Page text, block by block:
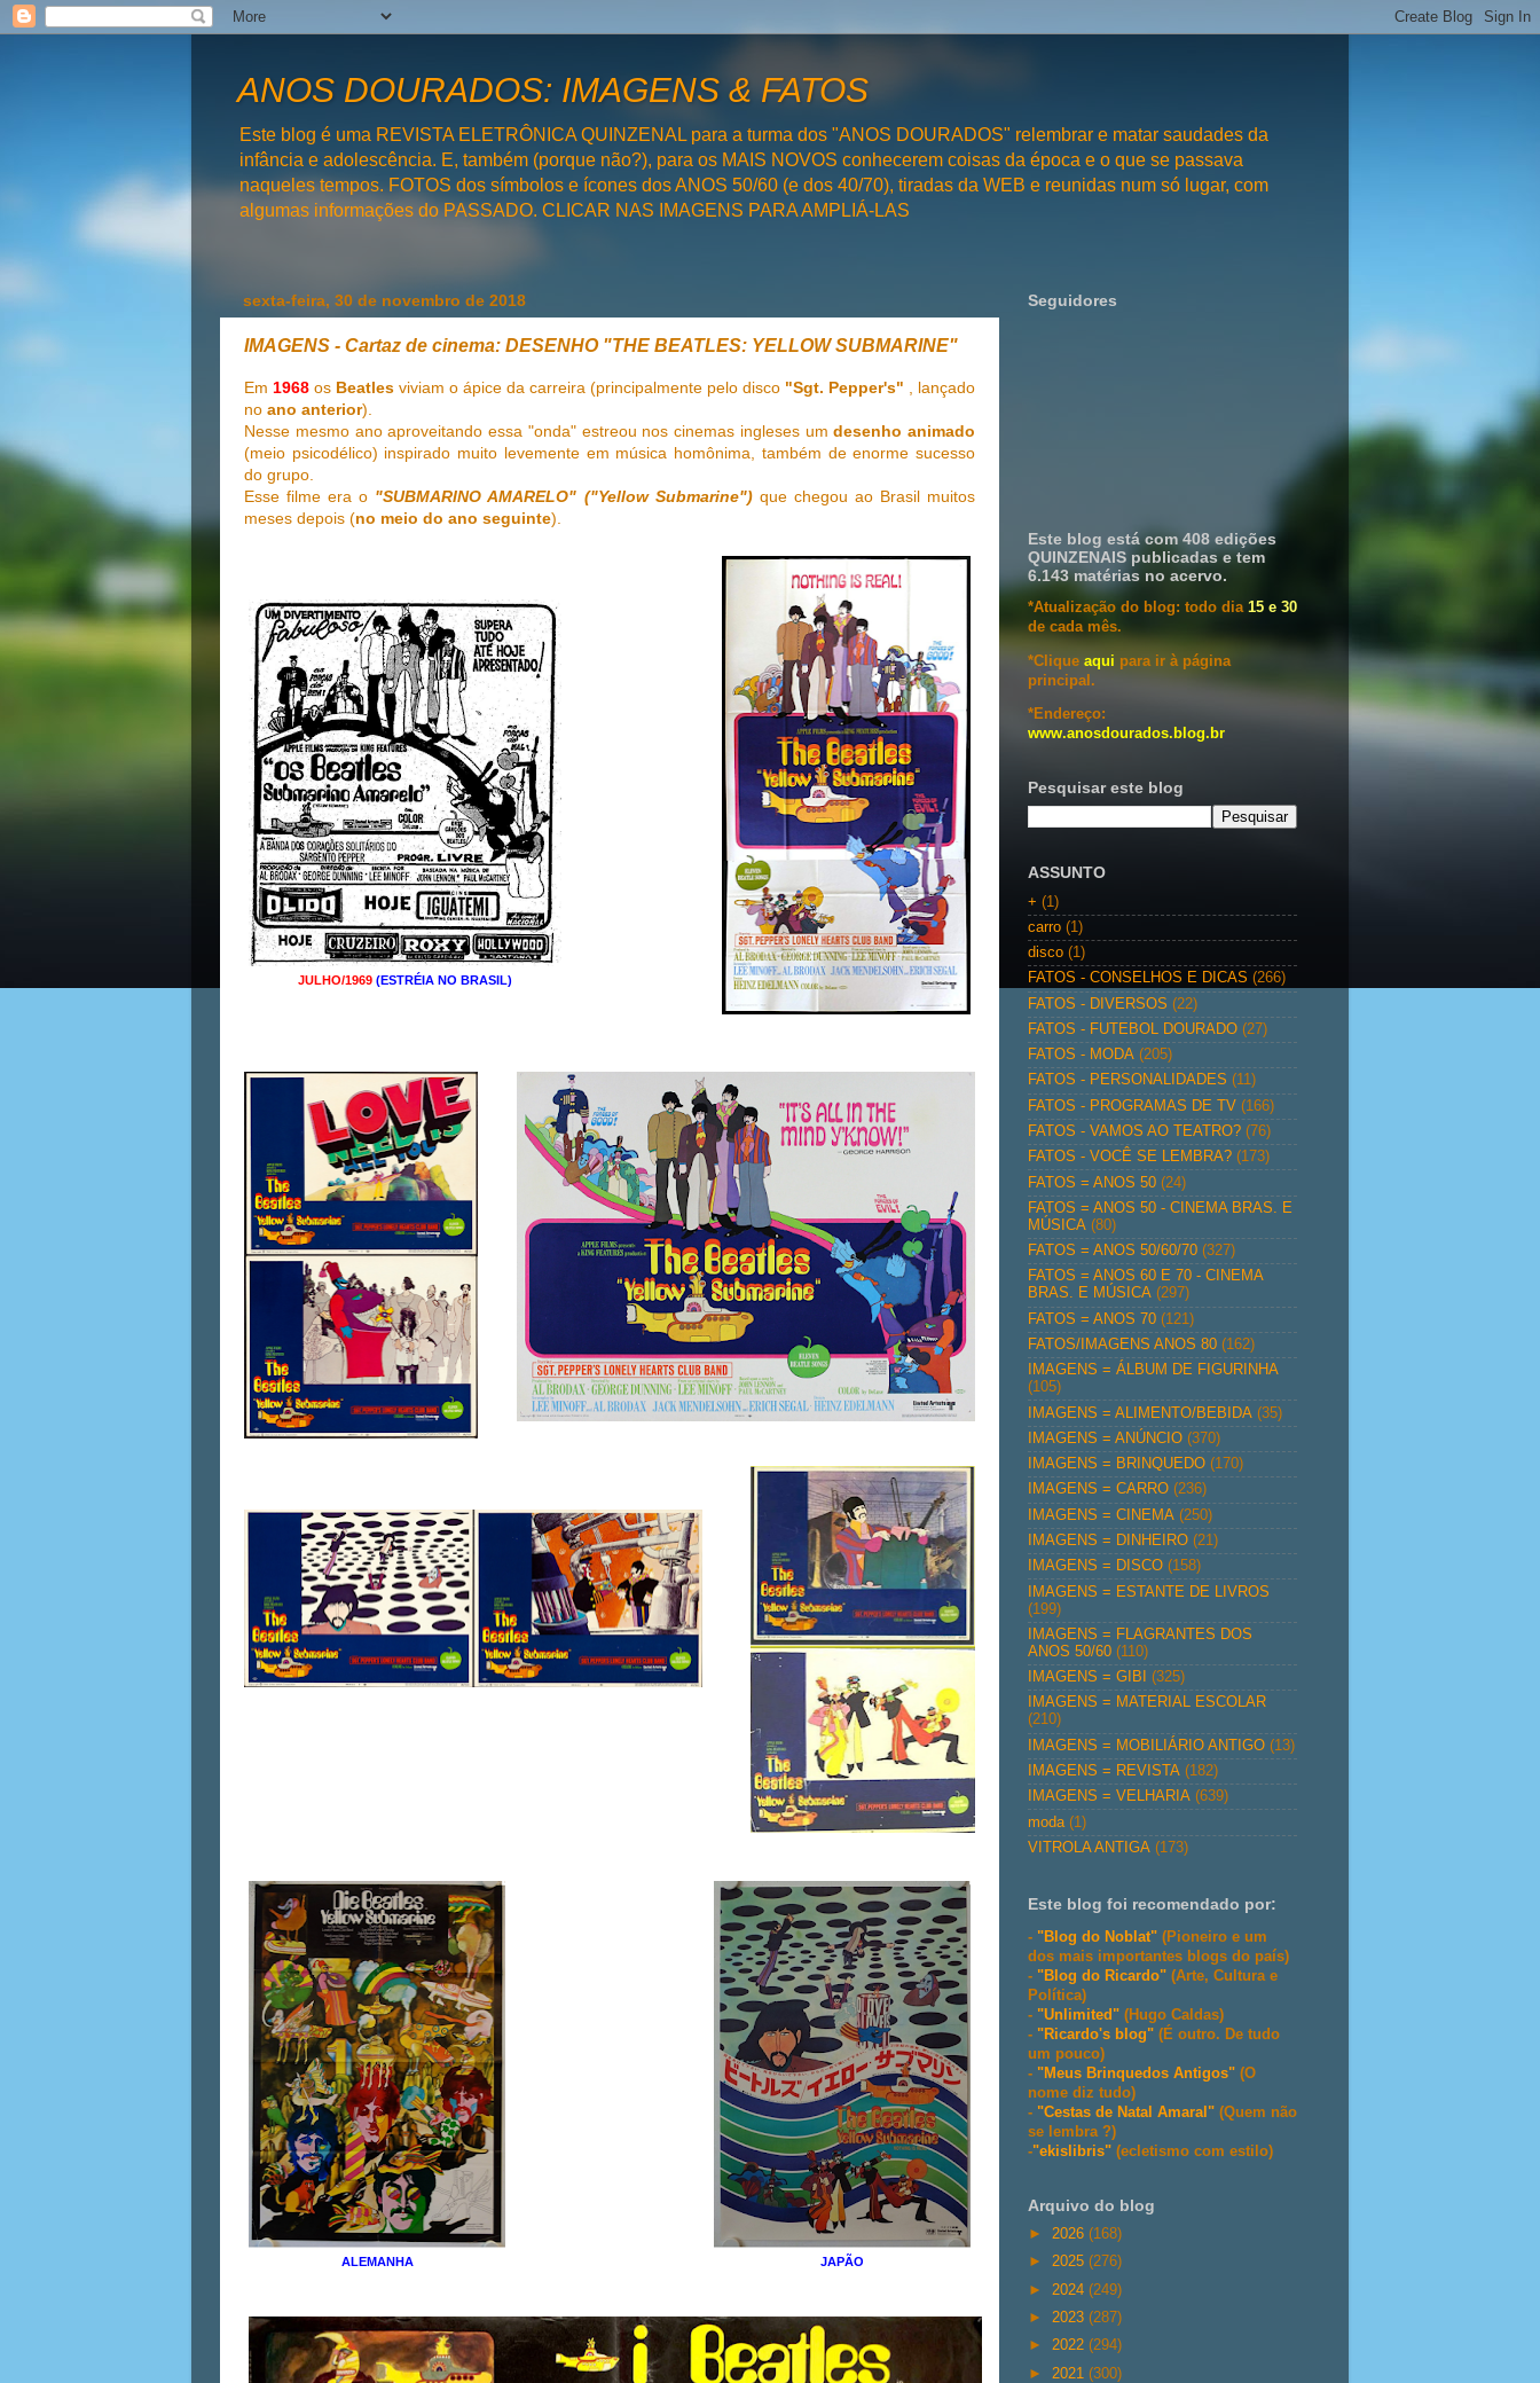
ANOS DOURADOS: IMAGENS & FATOS
Este blog é uma REVISTA ELETRÔNICA QUINZENAL para a turma dos "ANOS DOURADOS" relembrar e matar saudades da
infância e adolescência. E, também (porque não?), para os MAIS NOVOS conhecerem coisas da época e o que se passava
naqueles tempos. FOTOS dos símbolos e ícones dos ANOS 50/60 (e dos 40/70), tiradas da WEB e reunidas num só lugar, com
algumas informações do PASSADO. CLICAR NAS IMAGENS PARA AMPLIÁ-LAS
sexta-feira, 30 de novembro de 2018
IMAGENS - Cartaz de cinema: DESENHO "THE BEATLES: YELLOW SUBMARINE"
Em 1968 os Beatles viviam o ápice da carreira (principalmente pelo disco "Sgt. Pepper's" , lançado
no ano anterior).
Nesse mesmo ano aproveitando essa "onda" estreou nos cinemas ingleses umdesenho animado
(meio psicodélico) inspirado muito levemente em música homônima, também de enorme sucesso
do grupo.
Esse filme era o "SUBMARINO AMARELO" ("Yellow Submarine")que chegou ao Brasil muitos
meses depois (no meio do ano seguinte).
JULHO/1969 (ESTRÉIA NO BRASIL)
ALEMANHA JAPÃO
Seguidores
Este blog está com 408 edições
QUINZENAIS publicadas e tem
6.143 matérias no acervo.
*Atualização do blog: todo dia 15 e 30
de cada mês.
*Clique aqui para ir à página
principal.
*Endereço:
www.anosdourados.blog.br
Pesquisar este blog
ASSUNTO
+ (1)
carro (1)
disco (1)
FATOS - CONSELHOS E DICAS (266)
FATOS - DIVERSOS (22)
FATOS - FUTEBOL DOURADO (27)
FATOS - MODA (205)
FATOS - PERSONALIDADES (11)
FATOS - PROGRAMAS DE TV (166)
FATOS - VAMOS AO TEATRO? (76)
FATOS - VOCÊ SE LEMBRA? (173)
FATOS = ANOS 50 (24)
FATOS = ANOS 50 - CINEMA BRAS. E
MÚSICA (80)
FATOS = ANOS 50/60/70 (327)
FATOS = ANOS 60 E 70 - CINEMA
BRAS. E MÚSICA (297)
FATOS = ANOS 70 (121)
FATOS/IMAGENS ANOS 80 (162)
IMAGENS = ÁLBUM DE FIGURINHA
(105)
IMAGENS = ALIMENTO/BEBIDA (35)
IMAGENS = ANÚNCIO (370)
IMAGENS = BRINQUEDO (170)
IMAGENS = CARRO (236)
IMAGENS = CINEMA (250)
IMAGENS = DINHEIRO (21)
IMAGENS = DISCO (158)
IMAGENS = ESTANTE DE LIVROS
(199)
IMAGENS = FLAGRANTES DOS
ANOS 50/60 (110)
IMAGENS = GIBI
(325)
IMAGENS = MATERIAL ESCOLAR
(210)
IMAGENS = MOBILIÁRIO ANTIGO (13)
IMAGENS = REVISTA (182)
IMAGENS = VELHARIA (639)
moda (1)
VITROLA ANTIGA (173)
Este blog foi recomendado por:
- "Blog do Noblat" (Pioneiro e um
dos mais importantes blogs do país)
- "Blog do Ricardo" (Arte, Cultura e
Política)
- "Unlimited" (Hugo Caldas)
- "Ricardo's blog" (É outro. De tudo
um pouco)
- "Meus Brinquedos Antigos" (O
nome diz tudo)
- "Cestas de Natal Amaral" (Quem não
se lembra ?)
-"ekislibris" (ecletismo com estilo)
Arquivo do blog
► 2026 (168)
► 2025 (276)
► 2024 (249)
► 2023 (287)
► 2022 (294)
► 2021 (300)